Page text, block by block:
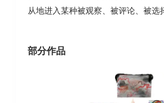
从地进入某种被观察、被评论、被选
部分作品